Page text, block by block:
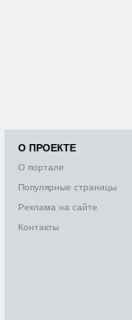
О ПРОЕКТЕ
О портале
Популярные страницы
Реклама на сайте
Контакты